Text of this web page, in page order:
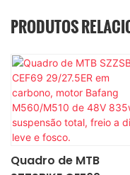
PRODUTOS
Quadro de MTB